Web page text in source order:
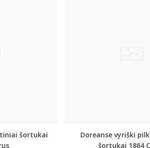
šortukai
Doreanse vyriški
šortukai 1864